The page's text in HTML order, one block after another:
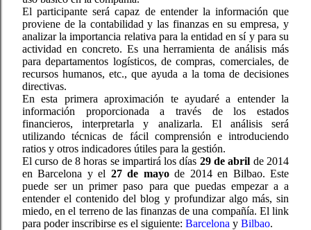
El participante será capaz de entender la información que
proviene de la contabilidad y las finanzas en su empresa, y
analizar la importancia relativa para la entidad en sí y para su
actividad en concreto. Es una herramienta de análisis más
para departamentos logísticos, de compras, comerciales, de
recursos humanos, etc., que ayuda a la toma de decisiones
directivas.
En esta primera aproximación te ayudaré a entender la
información proporcionada a través de los estados
financieros, interpretarla y analizarla. El análisis será
utilizando técnicas de fácil comprensión e introduciendo
ratios y otros indicadores útiles para la gestión.
El curso de 8 horas se impartirá los días 29 de abril de 2014
en Barcelona y el 27 de mayode 2014 en Bilbao. Este
puede ser un primer paso para que puedas empezar a a
entender el contenido del blog y profundizar algo más, sin
miedo, en el terreno de las finanzas de una compañía. El link
para poder inscribirse es el siguiente: Barcelona y Bilbao.